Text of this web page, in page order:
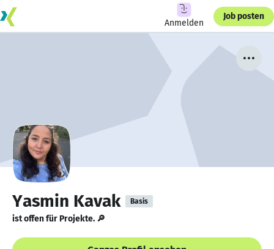
Anmelden
Job posten
Yasmin Kavak Basis
ist offen für Projekte. 🔎